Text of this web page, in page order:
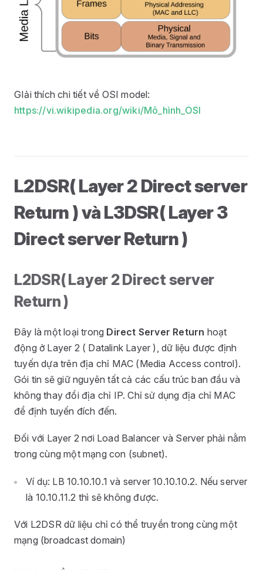
GIải thích chi tiết về OSI model:
https://vi.wikipedia.org/wiki/Mô_hình_OSI
L2DSR( Layer 2 Direct server
Return ) và L3DSR( Layer 3
Direct server Return )
L2DSR( Layer 2 Direct server
Return )
Đây là một loại trong Direct Server Return hoạt
động ở Layer 2 ( Datalink Layer ), dữ liệu được định
tuyến dựa trên địa chỉ MAC (Media Access control).
Gói tin sẽ giữ nguyên tất cả các cấu trúc ban đầu và
không thay đổi địa chỉ IP. Chỉ sử dụng địa chỉ MAC
để định tuyến đích đến.
Đối với Layer 2 nơi Load Balancer và Server phải nằm
trong cùng một mạng con (subnet).
Ví dụ: LB 10.10.10.1 và server 10.10.10.2. Nếu server
là 10.10.11.2 thì sẽ không được.
Với L2DSR dữ liệu chỉ có thể truyền trong cùng một
mạng (broadcast domain)